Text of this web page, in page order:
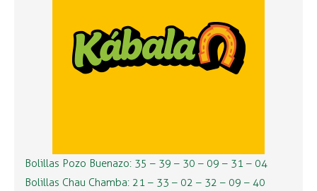
Bolillas Pozo Buenazo: 35 – 39 – 30 – 09 – 31 – 04
Bolillas Chau Chamba: 21 – 33 – 02 – 32 – 09 – 40